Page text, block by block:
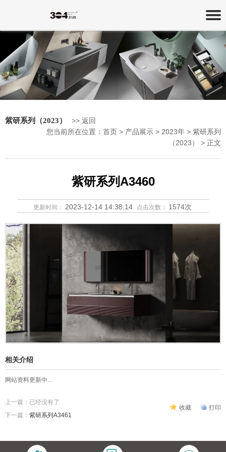
紫研系列（2023）
>> 返回
您当前所在位置： 首页 > 产品展示 > 2023年 > 紫研系列
（2023） > 正文
紫研系列A3460
更新时间： 2023-12-14 14:38:14 点击次数： 1574次
相关介绍
网站资料更新中...
上一篇：已经没有了
下一篇： 紫研系列A3461
收藏 打印